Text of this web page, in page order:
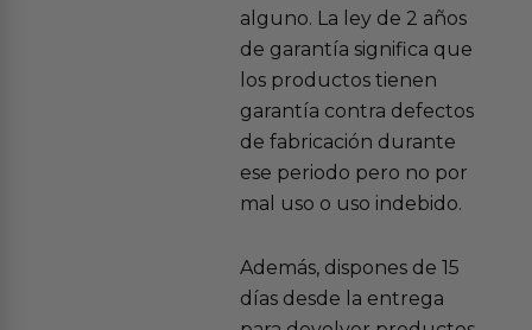
alguno. La ley de 2 años
de garantía significa que
los productos tienen
garantía contra defectos
de fabricación durante
ese periodo pero no por
mal uso o uso indebido.
Además, dispones de 15
días desde la entrega